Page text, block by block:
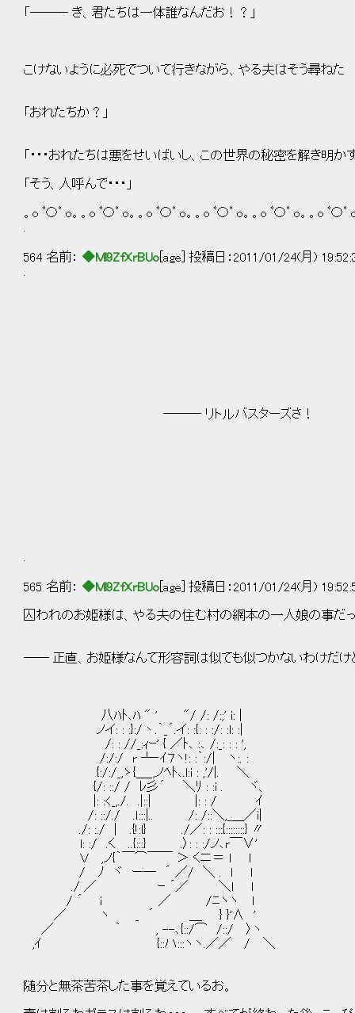
「――― き、君たちは一体誰なんだお！？」
こけないように必死でついて行きながら、やる夫はそう尋ねた
「おれたちか？」
「・・・おれたちは悪をせいばいし、この世界の秘密を解き明かす
「そう、人呼んで・・・」
。o ﾟ〇ﾟ o。。o ﾟ〇ﾟ o。。o ﾟ〇ﾟ o。。o ﾟ〇ﾟ o。。o ﾟ〇ﾟ o。。o ﾟ〇ﾟ
564 名前： ◆Ml9ZfXrBUo [age] 投稿日：2011/01/24(月)
――― リトルバスターズさ！
565 名前： ◆Ml9ZfXrBUo [age] 投稿日：2011/01/24(月)
囚われのお姫様は、やる夫の住む村の網本の一人娘の事だ
―― 正直、お姫様なんて形容詞は似ても似つかないわけだけ
八ﾊﾄ､ﾊ " ' "/ /: /:;' i: |
ノイ: : :}:/丶.｀_´.イ: :{: : :/: :l: :|
/: : //_:ｨｰ' { ／ﾄ､ :､ /:_: : : ',
/:/:/ r ┴‐ｲ７ヽ!: :｀:/| ヽ:. :
{:/:/_,ゝ{＿_,ノﾍﾄ､.l:i : ,'/|. ＼
{/: ::/ / ﾚ彡´ ＼ﾘ : :i . ヾ、
|: :<_,./. .|::| |: : / ｲ
/: ::/./ .ｌ:::|.. /: /::＼,_＿／i|
./: :./ | .{!:l} ./／: : :::{::::::::} 〃
l: :/ .く ..{:::} .〉: : :/ノ､r￣∨'
Ｖ ,ノ{｀￣⌒￣￣ ＞ くニ＝ l l
/ ﾉ ヾ ー― ´ ／/ ＼ . l l
./ ／ ｰ ´／ ＼l l
/ ´ i ／ /ﾆヽヽ l
／ ヽ _ ´ ＿ } }'∧ '
／ ｀ , --､{::/⌒ /::/ 〉ヽ
,ｲ {::ハ:::ヽヽ.／／ / ＼
随分と無茶苦茶した事を覚えているお。